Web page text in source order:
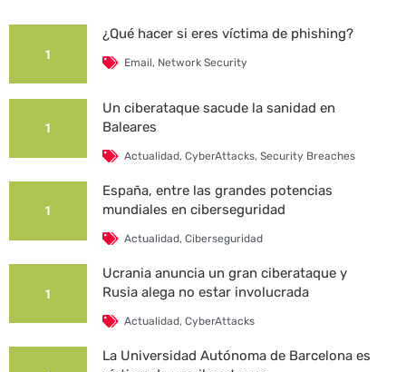
1
¿Qué hacer si eres víctima de phishing?
Email, Network Security
1
Un ciberataque sacude la sanidad en
Baleares
Actualidad, CyberAttacks, Security Breaches
1
España, entre las grandes potencias
mundiales en ciberseguridad
Actualidad, Ciberseguridad
1
Ucrania anuncia un gran ciberataque y
Rusia alega no estar involucrada
Actualidad, CyberAttacks
La Universidad Autónoma de Barcelona es